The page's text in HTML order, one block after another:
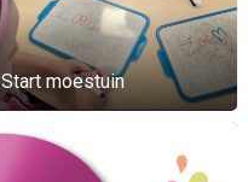
Start moestuin